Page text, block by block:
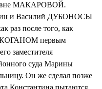
МАКАРОВОЙ.
и Василий ДУБОНОСЫ
раз после того, как
КОГАНОМ первым
заместителя
суда Марины
Он же сделал позже
Константина пытаются